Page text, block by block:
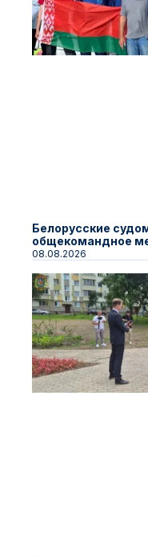
Белорусские
общекомандное
08.08.2026